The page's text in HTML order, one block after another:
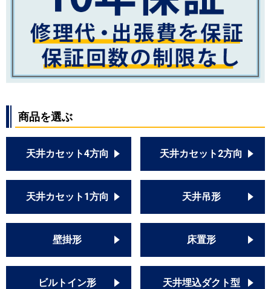
商品を選ぶ
天井カセット4方向 天井カセット2方向
天井カセット1方向 天井吊形
壁掛形 床置形
ビルトイン形 天井埋込ダクト型